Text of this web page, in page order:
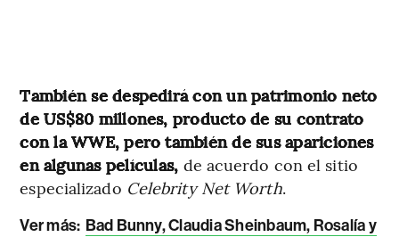
También se despedirá con un patrimonio neto
de US$80 millones, producto de su contrato
con la WWE, pero también de sus apariciones
en algunas películas, de acuerdo con el sitio
especializado Celebrity Net Worth.
Ver más: Bad Bunny, Claudia Sheinbaum, Rosalía y